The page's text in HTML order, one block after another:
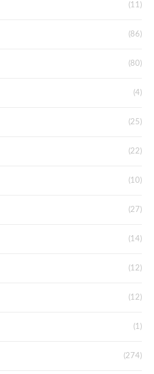
(11)
(86)
(80)
(4)
(25)
(22)
(10)
(27)
(14)
(12)
(12)
(1)
(274)